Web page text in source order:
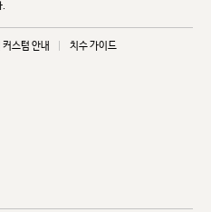
.
커스텀 안내 치수 가이드